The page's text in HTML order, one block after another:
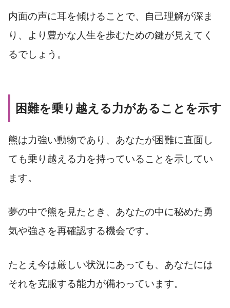
内面の声に耳を傾けることで、自己理解が深ま
り、より豊かな人生を歩むための鍵が見えてく
るでしょう。
困難を乗り越える力があることを示す
熊は力強い動物であり、あなたが困難に直面し
ても乗り越える力を持っていることを示してい
ます。
夢の中で熊を見たとき、あなたの中に秘めた勇
気や強さを再確認する機会です。
たとえ今は厳しい状況にあっても、あなたには
それを克服する能力が備わっています。